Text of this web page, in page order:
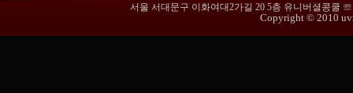
서울 서대문구 이화여대2가길 20 5층 유니버셜콩쿨 ☏
Copyright © 2010